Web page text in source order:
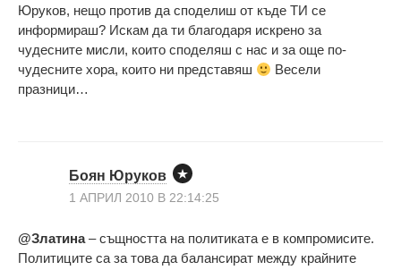
Юруков, нещо против да споделиш от къде ТИ се
информираш? Искам да ти благодаря искрено за
чудесните мисли, които споделяш с нас и за още по-
чудесните хора, които ни представяш
Весели
празници…
Боян Юруков
1 АПРИЛ 2010 В 22:14:25
@Златина– същността на политиката е в компромисите.
Политиците са за това да балансират между крайните